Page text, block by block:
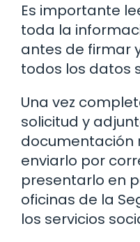
Es importante
toda la
antes de firmar
todos los datos
Una vez
solicitud y
documentación
enviarlo por
presentarlo en
oficinas de la
los servicios